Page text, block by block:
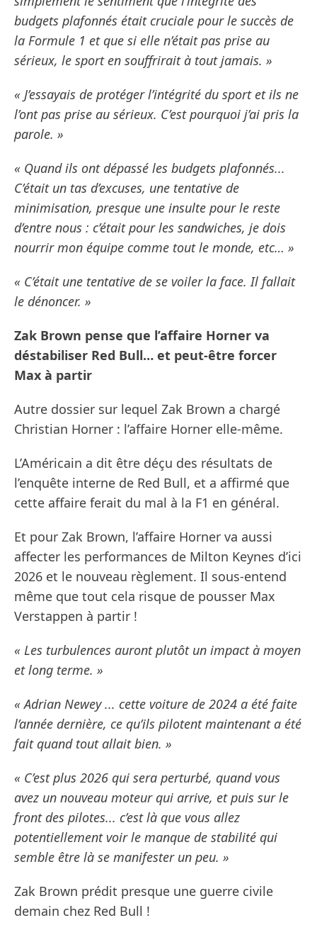
budgets plafonnés était cruciale pour le succès de
la Formule 1 et que si elle n’était pas prise au
sérieux, le sport en souffrirait à tout jamais. »
« J’essayais de protéger l’intégrité du sport et ils ne
l’ont pas prise au sérieux. C’est pourquoi j’ai pris la
parole. »
« Quand ils ont dépassé les budgets plafonnés...
C’était un tas d’excuses, une tentative de
minimisation, presque une insulte pour le reste
d’entre nous : c’était pour les sandwiches, je dois
nourrir mon équipe comme tout le monde, etc… »
« C’était une tentative de se voiler la face. Il fallait
le dénoncer. »
Zak Brown pense que l’affaire Horner va
déstabiliser Red Bull… et peut-être forcer
Max à partir
Autre dossier sur lequel Zak Brown a chargé
Christian Horner : l’affaire Horner elle-même.
L’Américain a dit être déçu des résultats de
l’enquête interne de Red Bull, et a affirmé que
cette affaire ferait du mal à la F1 en général.
Et pour Zak Brown, l’affaire Horner va aussi
affecter les performances de Milton Keynes d’ici
2026 et le nouveau règlement. Il sous-entend
même que tout cela risque de pousser Max
Verstappen à partir !
« Les turbulences auront plutôt un impact à moyen
et long terme. »
« Adrian Newey ... cette voiture de 2024 a été faite
l’année dernière, ce qu’ils pilotent maintenant a été
fait quand tout allait bien. »
« C’est plus 2026 qui sera perturbé, quand vous
avez un nouveau moteur qui arrive, et puis sur le
front des pilotes... c’est là que vous allez
potentiellement voir le manque de stabilité qui
semble être là se manifester un peu. »
Zak Brown prédit presque une guerre civile
demain chez Red Bull !